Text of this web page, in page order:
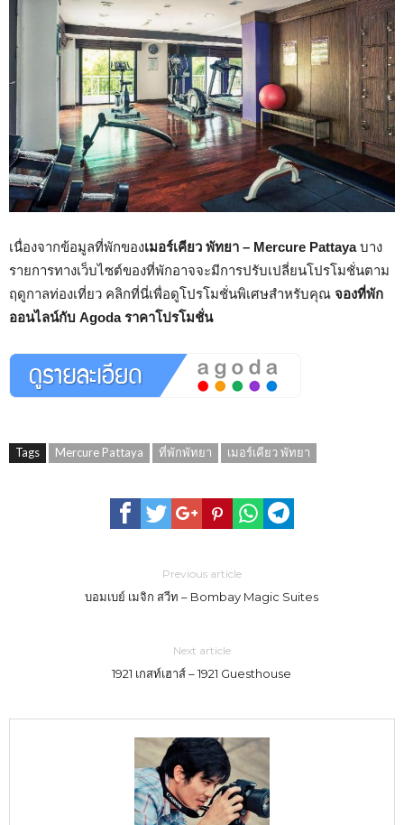
เนื่องจากข้อมูลที่พักของเมอร์เคียว พัทยา – Mercure Pattayaบาง
รายการทางเว็บไซต์ของที่พักอาจจะมีการปรับเปลี่ยนโปรโมชั่นตาม
ฤดูกาลท่องเที่ยว คลิกที่นี่เพื่อดูโปรโมชั่นพิเศษสำหรับคุณ จองที่พัก
ออนไลน์กับ Agoda ราคาโปรโมชั่น
Tags Mercure Pattaya ที่พักพัทยา เมอร์เคียว พัทยา
Previous article
บอมเบย์ เมจิก สวีท – Bombay Magic Suites
Next article
1921 เกสท์เฮาส์ – 1921 Guesthouse